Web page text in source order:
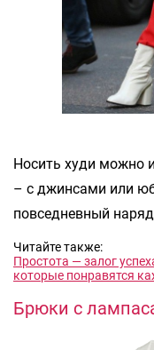
Носить худи можно
– с джинсами или
повседневный
Читайте также:
Простота — залог
которые понравятся
Брюки с